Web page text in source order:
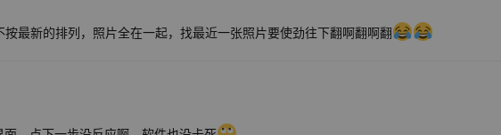
最新的排列，照片全在一起，找最近一张照片要使劲往下翻啊翻啊翻